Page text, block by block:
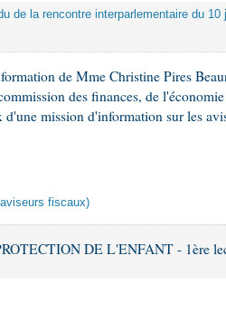
de la rencontre interparlementaire du
de Mme Christine Pires
des finances, de
d'une mission d'information sur les
fiscaux)
DE L'ENFANT - 1ère